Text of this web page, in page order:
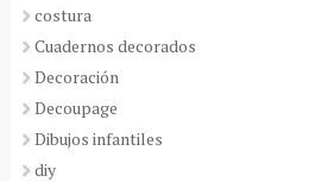
costura
Cuadernos decorados
Decoración
Decoupage
Dibujos infantiles
diy